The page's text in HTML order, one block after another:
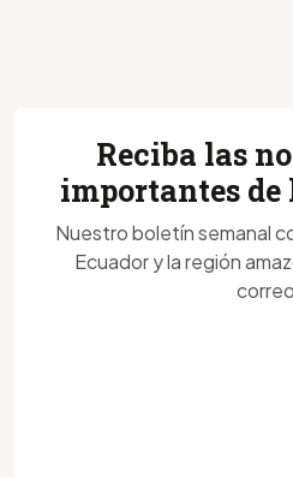
Reciba las
importantes
Nuestro boletín semanal
Ecuador y la región